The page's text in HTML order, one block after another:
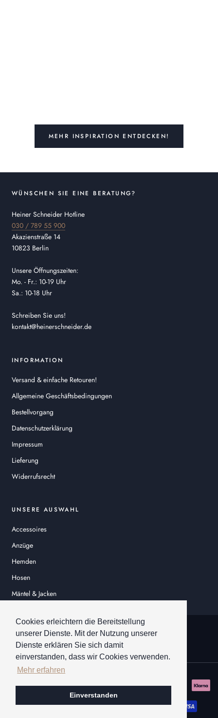
Cookies erleichtern die Bereitstellung
unserer Dienste. Mit der Nutzung unserer
Dienste erklären Sie sich damit
einverstanden, dass wir Cookies verwenden.
Mehr erfahren
Einverstanden
MEHR INSPIRATION ENTDECKEN!
WÜNSCHEN SIE EINE BERATUNG?
Heiner Schneider Hotline
030 / 789 55 900
Akazienstraße 14
10823 Berlin
Unsere Öffnungszeiten:
Mo. - Fr.: 10-19 Uhr
Sa.: 10-18 Uhr
Schreiben Sie uns!
kontakt@heinerschneider.de
INFORMATION
Versand & einfache Retouren!
Allgemeine Geschäftsbedingungen
Bestellvorgang
Datenschutzerklärung
Impressum
Lieferung
Widerrufsrecht
UNSERE AUSWAHL
Accessoires
Anzüge
Hemden
Hosen
Mäntel & Jacken
© HEINER SCHNEIDER